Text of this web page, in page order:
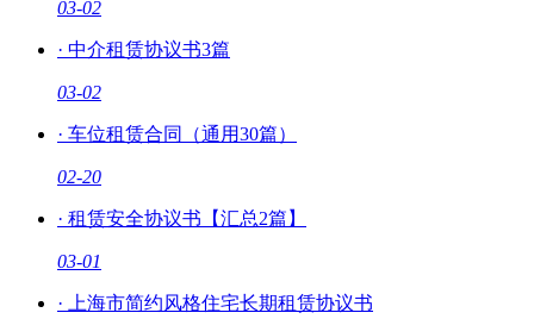
03-02
· 中介租赁协议书3篇
03-02
· 车位租赁合同（通用30篇）
02-20
· 租赁安全协议书【汇总2篇】
03-01
· 上海市简约风格住宅长期租赁协议书